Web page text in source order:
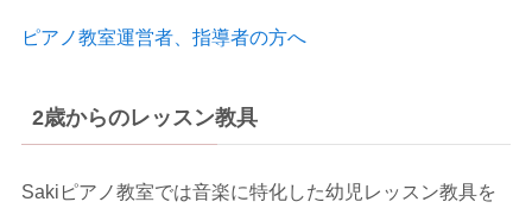
ピアノ教室運営者、指導者の方へ
2歳からのレッスン教具
Sakiピアノ教室では音楽に特化した幼児レッスン教具を